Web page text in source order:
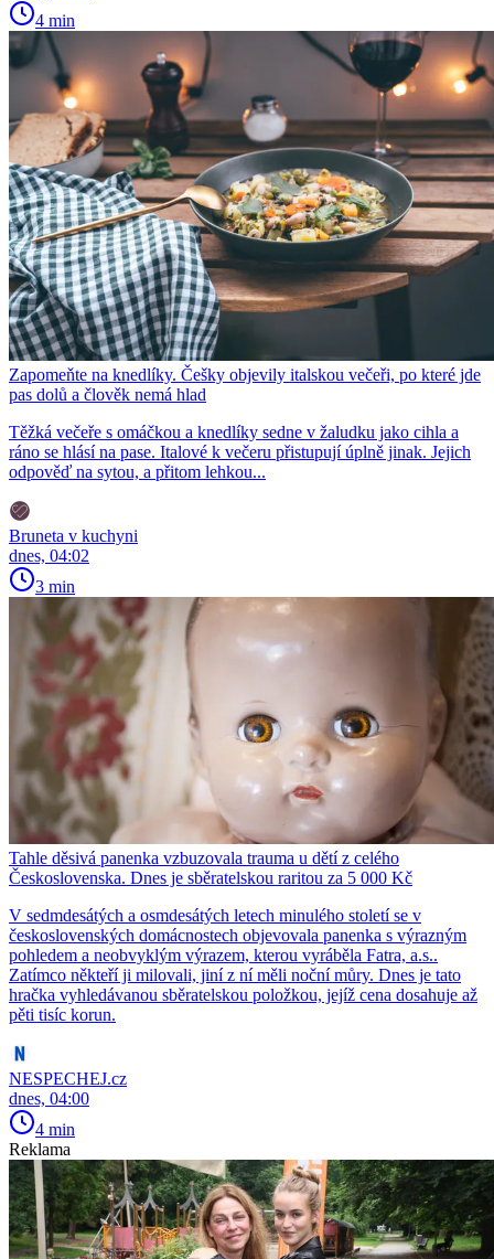
4 min
Zapomeňte na knedlíky. Češky objevily italskou večeři, po které jde
pas dolů a člověk nemá hlad
Těžká večeře s omáčkou a knedlíky sedne v žaludku jako cihla a
ráno se hlásí na pase. Italové k večeru přistupují úplně jinak. Jejich
odpověď na sytou, a přitom lehkou...
Bruneta v kuchyni
dnes, 04:02
3 min
Tahle děsivá panenka vzbuzovala trauma u dětí z celého
Československa. Dnes je sběratelskou raritou za 5 000 Kč
V sedmdesátých a osmdesátých letech minulého století se v
československých domácnostech objevovala panenka s výrazným
pohledem a neobvyklým výrazem, kterou vyráběla Fatra, a.s..
Zatímco někteří ji milovali, jiní z ní měli noční můry. Dnes je tato
hračka vyhledávanou sběratelskou položkou, jejíž cena dosahuje až
pěti tisíc korun.
NESPECHEJ.cz
dnes, 04:00
4 min
Reklama